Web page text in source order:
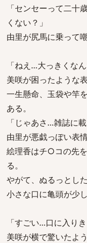
「センセーって二十
くない？」
由里が尻馬に乗って
「ねえ…大っきくなん
美咲が困ったような
一生懸命、玉袋や竿
ある。
「じゃあさ…雑誌に
由里が悪戯っぽい表
絵理香はチ○コの先
る。
やがて、ぬるっとし
小さな口に亀頭が少
「すごい…口に入り
美咲が横で驚いたよ